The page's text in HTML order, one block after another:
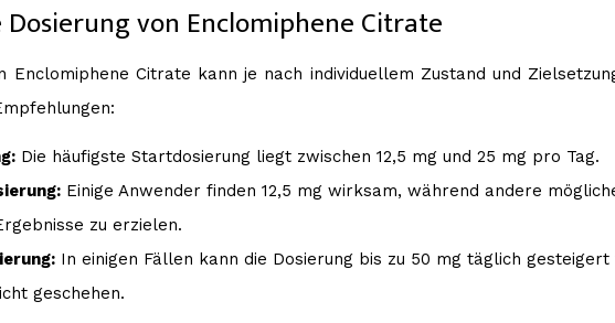
von Enclomiphene Citrate
Enclomiphene Citrate kann je nach individuellem Zustand und
Die häufigste Startdosierung liegt zwischen 12,5 mg und 25 mg pro Tag.
Einige Anwender finden 12,5 mg wirksam, während andere
zu erzielen.
In einigen Fällen kann die Dosierung bis zu 50 mg täglich
geschehen.